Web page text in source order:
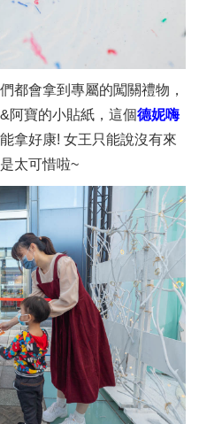
都會拿到專屬的闖關禮物，
阿寶的小貼紙，這個德妮嗨
拿好康! 女王只能說沒有來
太可惜啦~